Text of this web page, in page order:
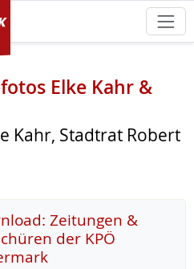
Elke Kahr &
Kahr, Stadtrat Robert
Zeitungen &
der KPÖ